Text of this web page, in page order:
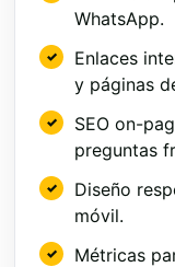
WhatsApp.
Enlaces
y páginas
SEO on-
preguntas
Diseño
móvil.
Métricas